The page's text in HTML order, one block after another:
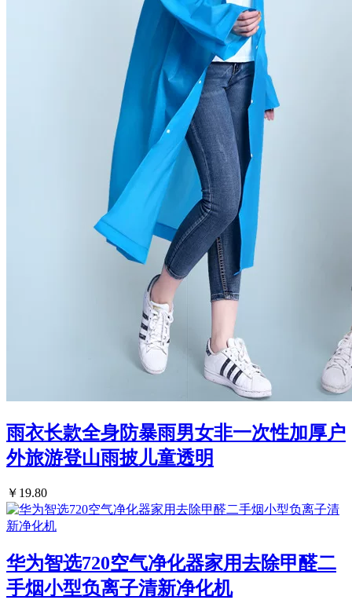
雨衣长款全身防暴雨男女非一次性加厚户
外旅游登山雨披儿童透明
￥19.80
华为智选720空气净化器家用去除甲醛二
手烟小型负离子清新净化机